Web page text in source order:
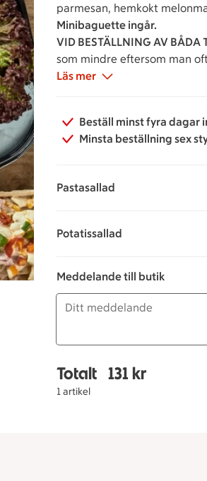
parmesan, hemkokt
Minibaguette ingår.
VID BESTÄLLNING AV BÅDA
som mindre eftersom man
Ring vid frågor: 042-168616
Läs mer
Beställ minst fyra dagar
Minsta beställning sex
Pastasallad
131 kronor per portion
Potatissallad
131 kronor per portion
Meddelande till butik
Totalt
1 artikel
Totalt 1 stycken
131 kr